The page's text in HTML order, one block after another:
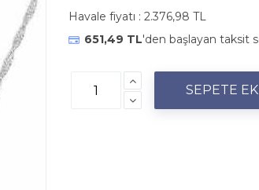
Havale fiyatı : 2.376,98 TL
651,49 TL'den başlayan taksit